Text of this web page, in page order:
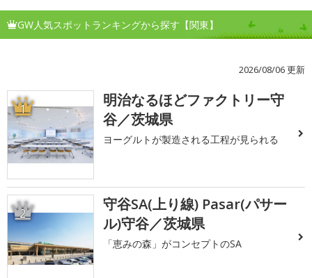
GW人気スポットランキングから探す【関東】
2026/08/06 更新
1
明治なるほどファクトリー守
谷／茨城県
ヨーグルトが製造される工程が見られる
2
守谷SA(上り線) Pasar(パサー
ル)守谷／茨城県
「恵みの森」がコンセプトのSA